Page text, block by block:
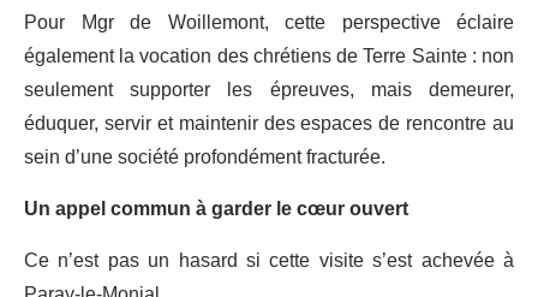
Pour Mgr de Woillemont, cette perspective éclaire
également la vocation des chrétiens de Terre Sainte : non
seulement supporter les épreuves, mais demeurer,
éduquer, servir et maintenir des espaces de rencontre au
sein d’une société profondément fracturée.
Un appel commun à garder le cœur ouvert
Ce n’est pas un hasard si cette visite s’est achevée à